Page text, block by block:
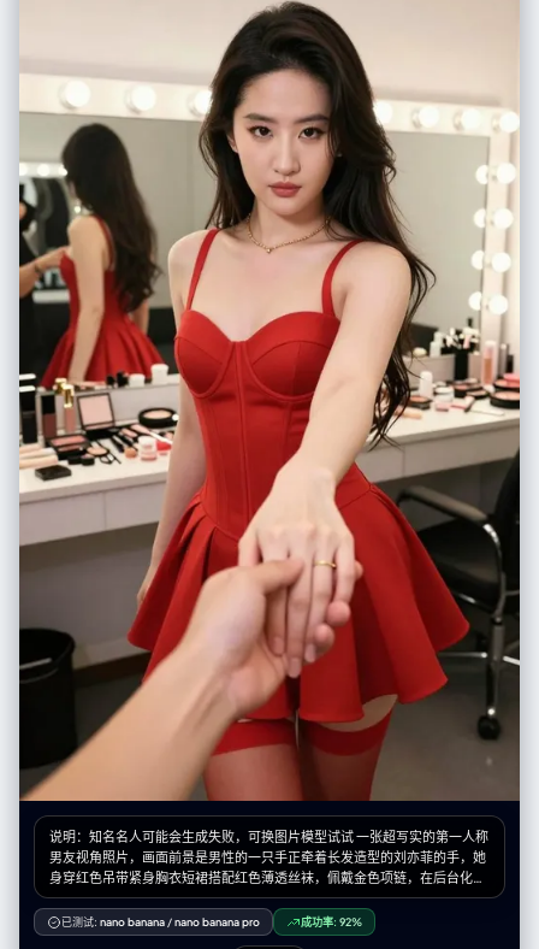
说明：知名名人可能会生成失败，可换图片模型试试 一张超写实的第一人称
男友视角照片，画面前景是男性的一只手正牵着长发造型的刘亦菲的手，她
身穿红色吊带紧身胸衣短裙搭配红色薄透丝袜，佩戴金色项链，在后台化妆
间内眼神迷人地注视着镜头，背景可见摆满化妆品的桌子及带灯泡的化妆镜
（映出背影），采用直射闪光灯摄影风格，8K极致细节真实质感。
已测试: nano banana /nano banana pro 成功率: 92%